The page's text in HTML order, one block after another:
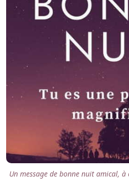
Un message de bonne nuit amical, à